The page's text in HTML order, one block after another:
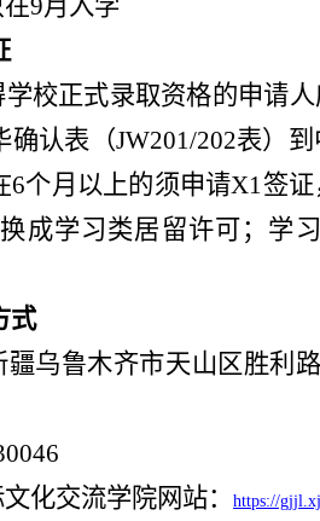
9月入学
校正式录取资格的申请
确认表（JW201/202表）
6个月以上的须申请X1签
成学习类居留许可；学
式
疆乌鲁木齐市天山区胜利
化交流学院网站：
https://